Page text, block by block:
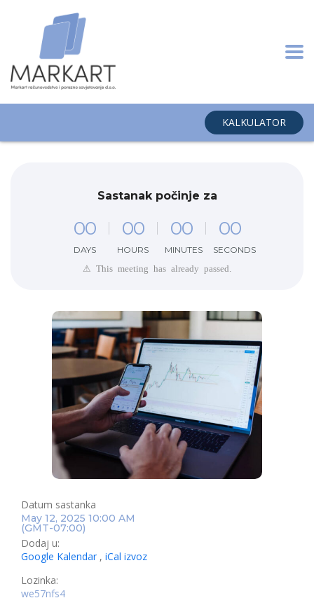
KALKULATOR
Sastanak počinje za
DAYS
00
HOURS
00
MINUTES
00
SECONDS
00
⚠ This meeting has already passed.
Datum sastanka
May 12, 2025 10:00 AM
(GMT-07:00)
Dodaj u:
Google Kalendar , iCal izvoz
Lozinka:
we57nfs4